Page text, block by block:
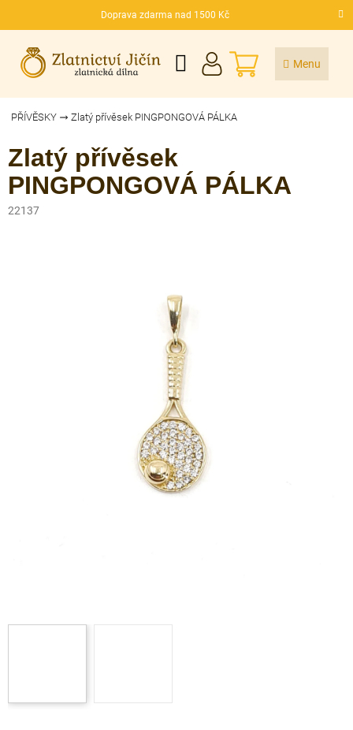
Doprava zdarma nad 1500 Kč
CZK
NÁKUPNÍ
KOŠÍK
PŘÍVĚSKY Zlatý přívěsek PINGPONGOVÁ PÁLKA
Zlatý přívěsek
PINGPONGOVÁ PÁLKA
22137